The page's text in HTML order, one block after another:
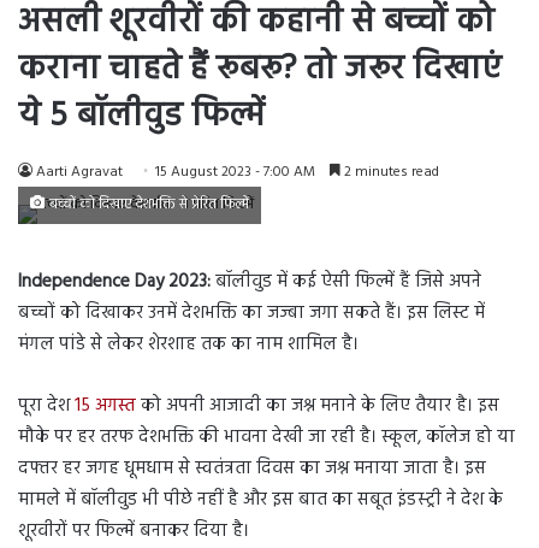
असली शूरवीरों की कहानी से बच्चों को
कराना चाहते हैं रूबरू? तो जरूर दिखाएं
ये 5 बॉलीवुड फिल्में
Aarti Agravat 15 August 2023 - 7:00 AM 2 minutes read
बच्चों को दिखाए देशभक्ति से प्रेरित फिल्में
Independence Day 2023:बॉलीवुड में कई ऐसी फिल्में हैं जिसे अपने
बच्चों को दिखाकर उनमें देशभक्ति का जज्बा जगा सकते हैं। इस लिस्ट में
मंगल पांडे से लेकर शेरशाह तक का नाम शामिल है।
पूरा देश15 अगस्तको अपनी आजादी का जश्न मनाने के लिए तैयार है। इस
मौके पर हर तरफ देशभक्ति की भावना देखी जा रही है। स्कूल, कॉलेज हो या
दफ्तर हर जगह धूमधाम से स्वतंत्रता दिवस का जश्न मनाया जाता है। इस
मामले में बॉलीवुड भी पीछे नहीं है और इस बात का सबूत इंडस्ट्री ने देश के
शूरवीरों पर फिल्में बनाकर दिया है।